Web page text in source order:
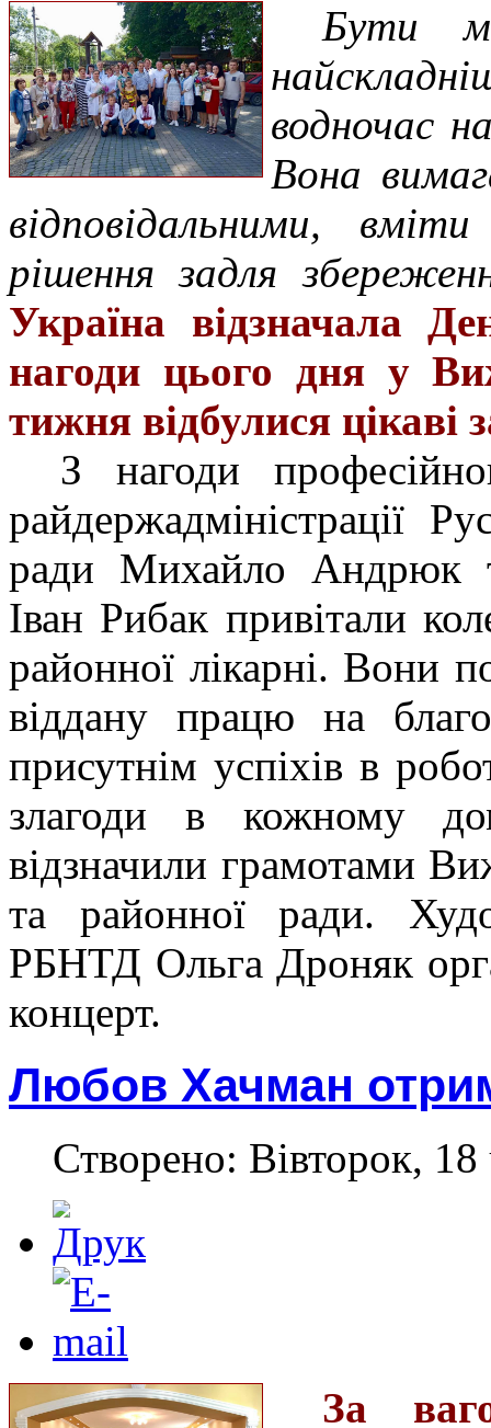
Бути
водночас
Вона
відповідальними,
рішення задля
Україна відзначала
нагоди цього дня у
тижня відбулися цікаві
З нагоди
райдержадміністрації
ради Михайло Андрюк
Іван Рибак привітали
районної лікарні. Вони
віддану працю на
присутнім успіхів в
злагоди в кожному
відзначили грамотами
та районної ради.
РБНТД Ольга Дроняк
концерт.
Любов Хачман
Створено: Вівторок,
За